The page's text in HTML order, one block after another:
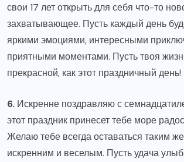
свои 17 лет открыть для себя что-то
захватывающее. Пусть каждый день
яркими эмоциями, интересными
приятными моментами. Пусть твоя
прекрасной, как этот праздничный день!
6. Искренне поздравляю с
этот праздник принесет тебе море
Желаю тебе всегда оставаться таким
искренним и веселым. Пусть удача